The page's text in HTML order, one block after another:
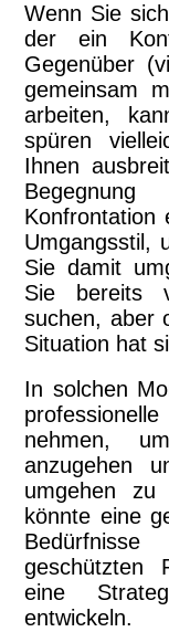
Wenn Sie
der ein
Gegenüber
gemeinsam
arbeiten,
spüren
Ihnen
Konfrontation
Umgangsstil,
Sie damit
Sie bereits
suchen, aber
Situation hat
In solchen
nehmen,
anzugehen
umgehen zu
könnte eine
geschützten
eine
entwickeln.